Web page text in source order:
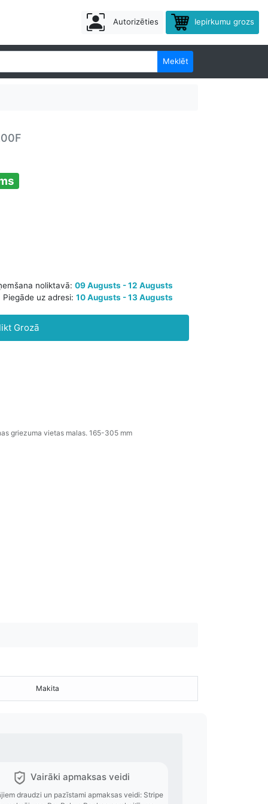
Autorizēties Iepirkumu grozs
Meklēt
saņemšana noliktavā:09 Augusts - 12 Augusts
Grozā
griezuma vietas malas. 165-305 mm
Makita